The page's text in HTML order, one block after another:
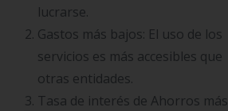
lucrarse.
Gastos más bajos: El uso de los
servicios es más accesibles que
otras entidades.
Tasa de interés de Ahorros más